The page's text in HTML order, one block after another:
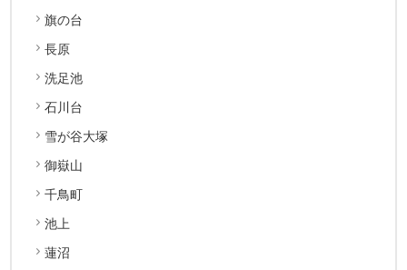
旗の台
長原
洗足池
石川台
雪が谷大塚
御嶽山
千鳥町
池上
蓮沼